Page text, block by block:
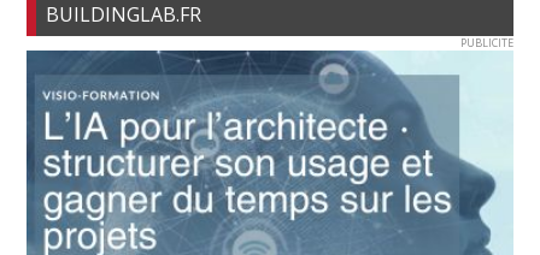
BUILDINGLAB.FR
PUBLICITE